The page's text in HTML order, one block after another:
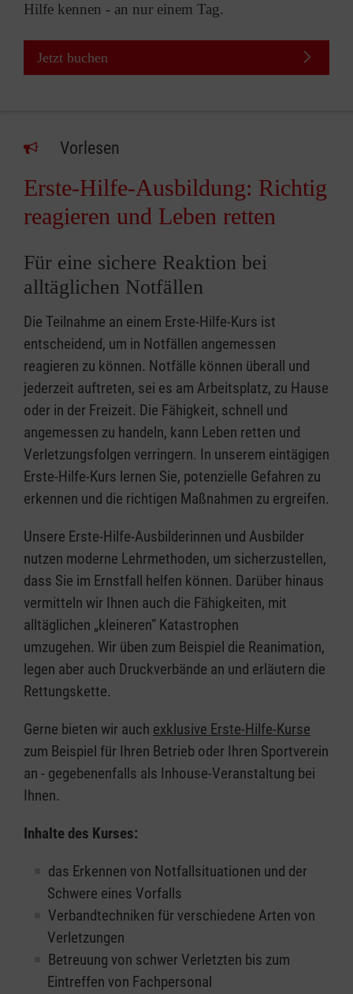
Hilfe kennen - an nur einem Tag.
Jetzt buchen
Vorlesen
Erste-Hilfe-Ausbildung: Richtig
reagieren und Leben retten
Für eine sichere Reaktion bei
alltäglichen Notfällen
Die Teilnahme an einem Erste-Hilfe-Kurs ist
entscheidend, um in Notfällen angemessen
reagieren zu können. Notfälle können überall und
jederzeit auftreten, sei es am Arbeitsplatz, zu Hause
oder in der Freizeit. Die Fähigkeit, schnell und
angemessen zu handeln, kann Leben retten und
Verletzungsfolgen verringern. In unserem eintägigen
Erste-Hilfe-Kurs lernen Sie, potenzielle Gefahren zu
erkennen und die richtigen Maßnahmen zu ergreifen.
Unsere Erste-Hilfe-Ausbilderinnen und Ausbilder
nutzen moderne Lehrmethoden, um sicherzustellen,
dass Sie im Ernstfall helfen können. Darüber hinaus
vermitteln wir Ihnen auch die Fähigkeiten, mit
alltäglichen „kleineren” Katastrophen
umzugehen. Wir üben zum Beispiel die Reanimation,
legen aber auch Druckverbände an und erläutern die
Rettungskette.
Gerne bieten wir auch exklusive Erste-Hilfe-Kurse
zum Beispiel für Ihren Betrieb oder Ihren Sportverein
an - gegebenenfalls als Inhouse-Veranstaltung bei
Ihnen.
Inhalte des Kurses:
das Erkennen von Notfallsituationen und der
Schwere eines Vorfalls
Verbandtechniken für verschiedene Arten von
Verletzungen
Betreuung von schwer Verletzten bis zum
Eintreffen von Fachpersonal